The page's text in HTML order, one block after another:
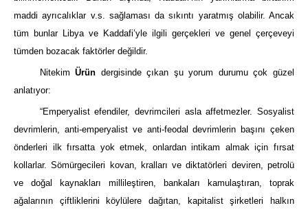
maddi ayrıcalıklar v.s. sağlaması da sıkıntı yaratmış olabilir. Ancak
tüm bunlar Libya ve Kaddafi’yle ilgili gerçekleri ve genel çerçeveyi
tümden bozacak faktörler değildir.
NitekimÜrün dergisinde çıkan şu yorum durumu çok güzel
anlatıyor:
“Emperyalist efendiler, devrimcileri asla affetmezler. Sosyalist
devrimlerin, anti-emperyalist ve anti-feodal devrimlerin başını çeken
önderleri ilk fırsatta yok etmek, onlardan intikam almak için fırsat
kollarlar. Sömürgecileri kovan, kralları ve diktatörleri deviren, petrolü
ve doğal kaynakları millileştiren, bankaları kamulaştıran, toprak
ağalarının çiftliklerini köylülere dağıtan, kapitalist şirketleri halkın